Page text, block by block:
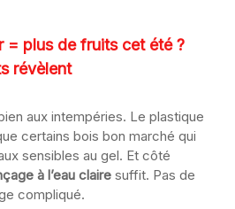
= plus de fruits cet été ?
révèlent
aux intempéries. Le plastique
certains bois bon marché qui
sensibles au gel. Et côté
à l’eau claire suffit. Pas de
compliqué.